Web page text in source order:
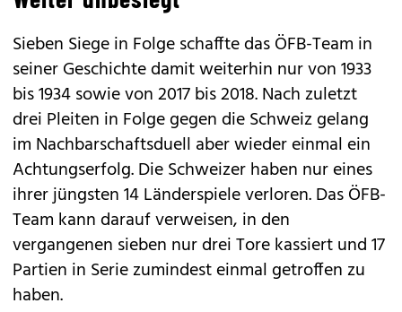
Sieben Siege in Folge schaffte das ÖFB-Team in
seiner Geschichte damit weiterhin nur von 1933
bis 1934 sowie von 2017 bis 2018. Nach zuletzt
drei Pleiten in Folge gegen die Schweiz gelang
im Nachbarschaftsduell aber wieder einmal ein
Achtungserfolg. Die Schweizer haben nur eines
ihrer jüngsten 14 Länderspiele verloren. Das ÖFB-
Team kann darauf verweisen, in den
vergangenen sieben nur drei Tore kassiert und 17
Partien in Serie zumindest einmal getroffen zu
haben.